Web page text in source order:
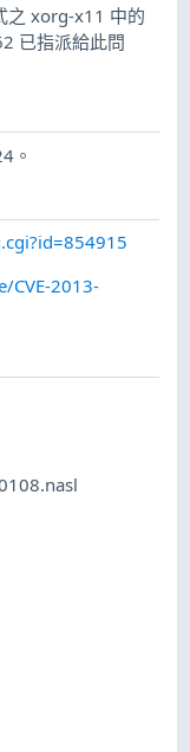
之 xorg-x11 中的
已指派給此問
。
CVE-2013-